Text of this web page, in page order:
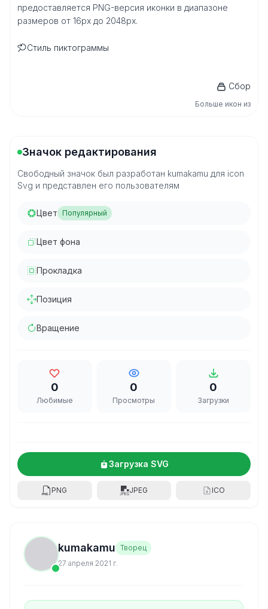
предоставляется PNG-версия иконки в диапазоне
размеров от 16px до 2048px.
Стиль пиктограммы
Сбор
Больше икон из
Значок редактирования
Свободный значок был разработан kumakamu для icon
Svg и представлен его пользователям
Цвет Популярный
Цвет фона
Прокладка
Позиция
Вращение
0
Любимые
0
Просмотры
0
Загрузки
Загрузка SVG
PNG JPEG ICO
kumakamu Творец
27 апреля 2021 г.